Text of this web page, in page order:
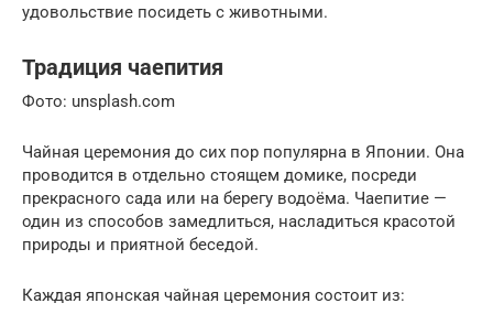
удовольствие посидеть с животными.
Традиция чаепития
Фото: unsplash.com
Чайная церемония до сих пор популярна в Японии. Она
проводится в отдельно стоящем домике, посреди
прекрасного сада или на берегу водоёма. Чаепитие —
один из способов замедлиться, насладиться красотой
природы и приятной беседой.
Каждая японская чайная церемония состоит из: